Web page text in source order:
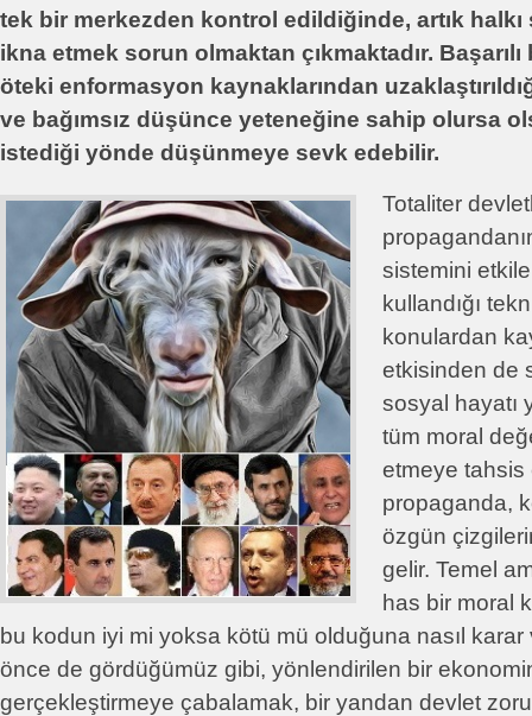
tek bir merkezden kontrol edildiğinde, artık
ikna etmek sorun olmaktan çıkmaktadır.
öteki enformasyon kaynaklarından
ve bağımsız düşünce yeteneğine sahip olursa
istediği yönde düşünmeye sevk edebilir.
Totaliter
sistemini
kullandığı
konulardan
etkisinden de
sosyal hayatı
tüm moral
etmeye tahsis
propaganda,
özgün
gelir. Temel
has bir moral
bu kodun iyi mi yoksa kötü mü olduğuna nasıl
önce de gördüğümüz gibi, yönlendirilen bir
gerçekleştirmeye çabalamak, bir yandan devlet